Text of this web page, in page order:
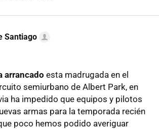
Santiago
arrancado esta madrugada en el
semiurbano de Albert Park, en
ha impedido que equipos y pilotos
armas para la temporada recién
poco hemos podido averiguar